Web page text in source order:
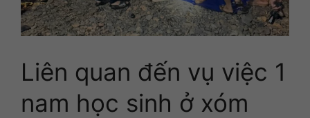
Liên quan đến vụ việc 1
nam học sinh ở xóm